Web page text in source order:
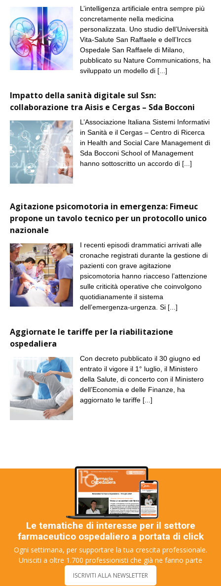
L’intelligenza artificiale entra sempre più
concretamente nella medicina
personalizzata. Uno studio dell’Università
Vita-Salute San Raffaele e dell’Irccs
Ospedale San Raffaele di Milano,
pubblicato su Nature Communications, ha
sviluppato un modello di [...]
Impatto della sanità digitale sul Ssn:
collaborazione tra Aisis e Cergas – Sda Bocconi
L’Associazione Italiana Sistemi Informativi
in Sanità e il Cergas – Centro di Ricerca
in Health and Social Care Management di
Sda Bocconi School of Management
hanno sottoscritto un accordo di [...]
Agitazione psicomotoria in emergenza: Fimeuc
propone un tavolo tecnico per un protocollo unico
nazionale
I recenti episodi drammatici arrivati alle
cronache registrati durante la gestione di
pazienti con grave agitazione
psicomotoria hanno riacceso l’attenzione
sulle criticità operative che coinvolgono
quotidianamente il sistema
dell’emergenza-urgenza. Si [...]
Aggiornate le tariffe per la riabilitazione
ospedaliera
Con decreto pubblicato il 30 giugno ed
entrato il vigore il 1° luglio, il Ministero
della Salute, di concerto con il Ministero
dell’Economia e delle Finanze, ha
aggiornato le tariffe [...]
Le tematiche di interesse per il settore
farmaceutico ospedaliero a portata di click
Ogni settimana, per supportare la tua crescita professionale.
Unisciti a oltre 1.700 professionisti che già ne fanno parte
ISCRIVITI ALLA NEWSLETTER